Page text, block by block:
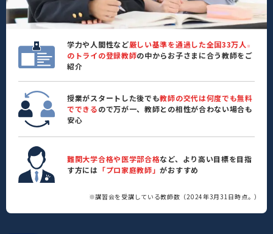
学力や人間性など厳しい基準を通過した全国33万人 ※
のトライの登録教師の中からお子さまに合う教師をご
紹介
授業がスタートした後でも教師の交代は何度でも無料
でできるので万が一、教師との相性が合わない場合も
安心
難関大学合格や医学部合格など、より高い目標を目指
す方には 「プロ家庭教師」がおすすめ
※講習会を受講している教師数（2024年3月31日時点。）